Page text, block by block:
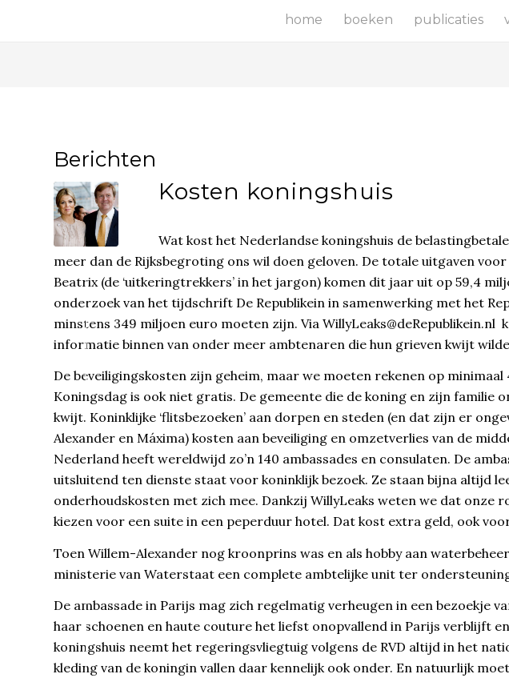
home boeken publicaties
Berichten
Kosten koningshuis
Wat kost het Nederlandse koningshuis de
meer dan de Rijksbegroting ons wil doen geloven. De totale uitgaven
Beatrix (de ‘uitkeringtrekkers’ in het jargon) komen dit jaar uit op 59,4
onderzoek van het tijdschrift De Republikein in samenwerking met het
minstens 349 miljoen euro moeten zijn. Via WillyLeaks@deRepublikein.nl
informatie binnen van onder meer ambtenaren die hun grieven kwijt
De beveiligingskosten zijn geheim, maar we moeten rekenen op
Koningsdag is ook niet gratis. De gemeente die de koning en zijn familie
kwijt. Koninklijke ‘flitsbezoeken’ aan dorpen en steden (en dat zijn er
Alexander en Máxima) kosten aan beveiliging en omzetverlies van de
Nederland heeft wereldwijd zo’n 140 ambassades en consulaten. De
uitsluitend ten dienste staat voor koninklijk bezoek. Ze staan bijna altijd
onderhoudskosten met zich mee. Dankzij WillyLeaks weten we dat onze
kiezen voor een suite in een peperduur hotel. Dat kost extra geld, ook
Toen Willem-Alexander nog kroonprins was en als hobby aan
ministerie van Waterstaat een complete ambtelijke unit ter
De ambassade in Parijs mag zich regelmatig verheugen in een bezoekje
haar schoenen en haute couture het liefst onopvallend in Parijs verblijft
koningshuis neemt het regeringsvliegtuig volgens de RVD altijd in het
kleding van de koningin vallen daar kennelijk ook onder. En natuurlijk